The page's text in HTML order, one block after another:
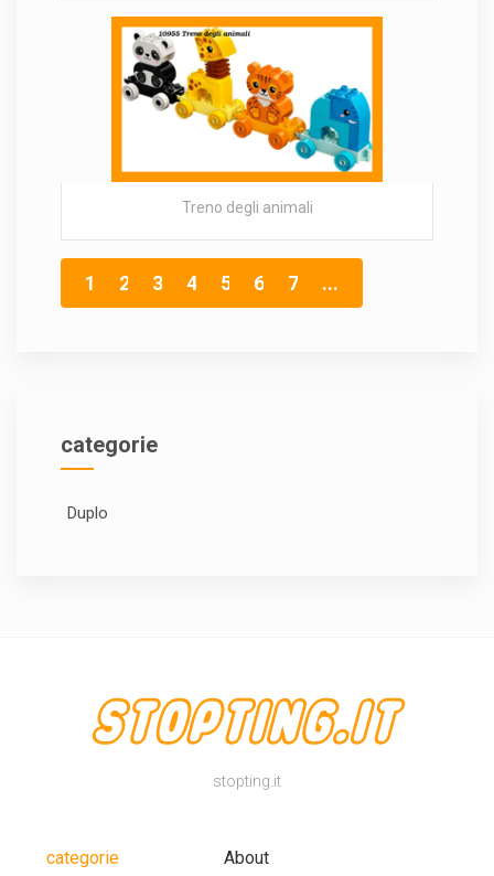
Treno degli animali
1 2 3 4 5 6 7 ...
categorie
Duplo
stopting.it
categorie About